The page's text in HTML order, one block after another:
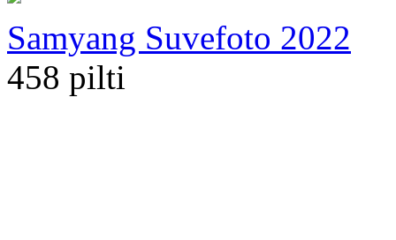
Samyang Suvefoto 2022
458 pilti